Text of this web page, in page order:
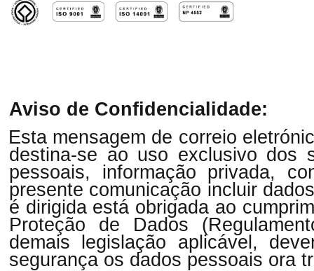
Aviso de Confidencialidade:
Esta mensagem de correio
destina-se ao uso exclusivo dos
pessoais, informação privada,
presente comunicação incluir
é dirigida está obrigada ao
Proteção de Dados
demais legislação aplicável,
segurança os dados pessoais ora